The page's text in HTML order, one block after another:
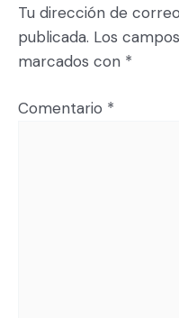
Tu dirección de
publicada. Los
marcados con *
Comentario *